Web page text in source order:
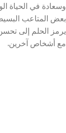
وسعادة في الحياة
بعض المتاعب
يرمز الحلم إلى
مع أشخاص آخرين.